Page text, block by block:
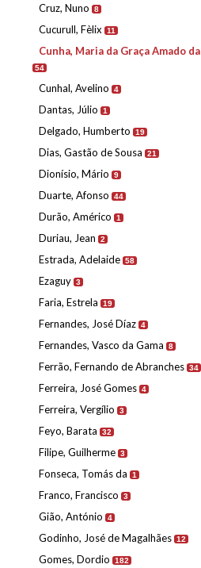
Cruz, Nuno 8
Cucurull, Fèlix 11
Cunha, Maria da Graça Amado da
54
Cunhal, Avelino 4
Dantas, Júlio 1
Delgado, Humberto 19
Dias, Gastão de Sousa 21
Dionísio, Mário 9
Duarte, Afonso 44
Durão, Américo 1
Duriau, Jean 2
Estrada, Adelaide 58
Ezaguy 3
Faria, Estrela 19
Fernandes, José Díaz 4
Fernandes, Vasco da Gama 8
Ferrão, Fernando de Abranches 34
Ferreira, José Gomes 4
Ferreira, Vergílio 3
Feyo, Barata 32
Filipe, Guilherme 3
Fonseca, Tomás da 1
Franco, Francisco 3
Gião, António 4
Godinho, José de Magalhães 12
Gomes, Dordio 182